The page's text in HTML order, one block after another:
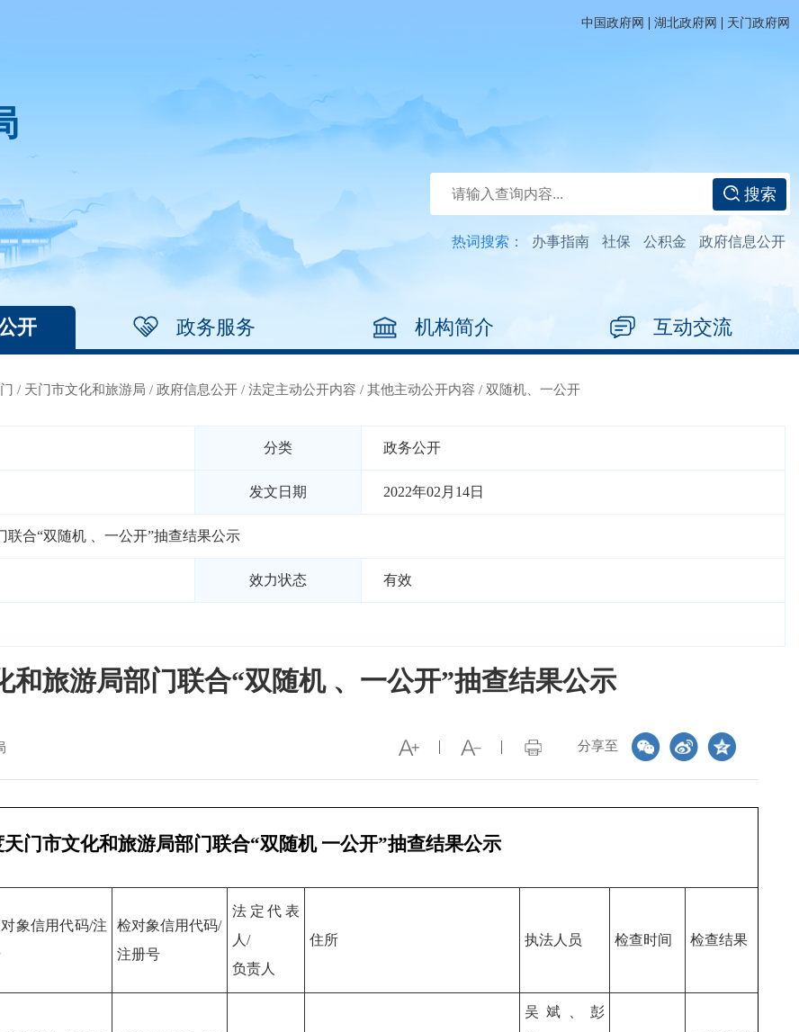
中国政府网 | 湖北政府网 | 天门政府网
搜索
热词搜索： 办事指南 社保 公积金 政府信息公开
开 政务服务 机构简介 互动交流
/ 天门市文化和旅游局 / 政府信息公开 / 法定主动公开内容 / 其他主动公开内容 / 双随机、一公开
分类 政务公开
发文日期 2022年02月14日
联合“双随机 、一公开”抽查结果公示
效力状态 有效
和旅游局部门联合“双随机 、一公开”抽查结果公示
分享至
天门市文化和旅游局部门联合“双随机 一公开”抽查结果公示
象信用代码/注
检对象信用代码/
注册号
法定代表
人/
负责人
住所 执法人员 检查时间 检查结果
吴斌、彭